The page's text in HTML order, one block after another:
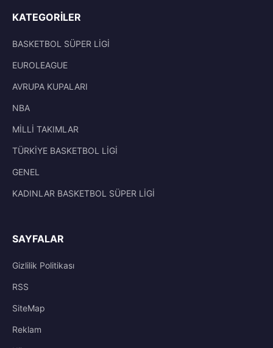
KATEGORILER
BASKETBOL SÜPER LİGİ
EUROLEAGUE
AVRUPA KUPALARI
NBA
MİLLİ TAKIMLAR
TÜRKİYE BASKETBOL LİGİ
GENEL
KADINLAR BASKETBOL SÜPER LİGİ
SAYFALAR
Gizlilik Politikası
RSS
SiteMap
Reklam